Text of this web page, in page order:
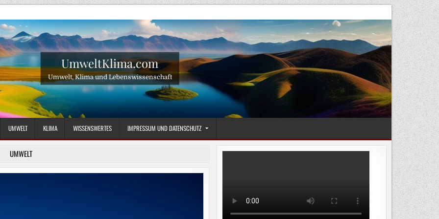
UmweltKlima.com
Umwelt, Klima und Lebenswissenschaft
UMWELT KLIMA WISSENSWERTES IMPRESSUM UND DATENSCHUTZ
UMWELT